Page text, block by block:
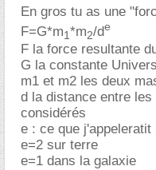
En gros tu as une
F=G*m1*m2/de
F la force resultante
G la constante
m1 et m2 les deux
d la distance entre
considérés
e : ce que
e=2 sur terre
e=1 dans la galaxie